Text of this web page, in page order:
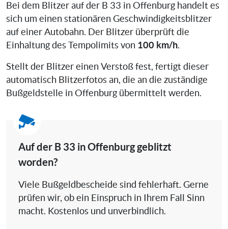
Bei dem Blitzer auf der B 33 in Offenburg handelt es
sich um einen stationären Geschwindigkeitsblitzer
auf einer Autobahn. Der Blitzer überprüft die
Einhaltung des Tempolimits von 100 km/h.
Stellt der Blitzer einen Verstoß fest, fertigt dieser
automatisch Blitzerfotos an, die an die zuständige
Bußgeldstelle in Offenburg übermittelt werden.
Auf der B 33 in Offenburg geblitzt
worden?
Viele Bußgeldbescheide sind fehlerhaft. Gerne
prüfen wir, ob ein Einspruch in Ihrem Fall Sinn
macht. Kostenlos und unverbindlich.